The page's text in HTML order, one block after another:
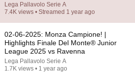
Steve one question — he
and 6 more • 1.2M views
Lega Pallavolo Serie A
7.4K views • Streamed 1 year ago
02-06-2025: Monza Campione! |
Highlights Finale Del Monte® Junior
League 2025 vs Ravenna
Lega Pallavolo Serie A
1.7K views • 1 year ago